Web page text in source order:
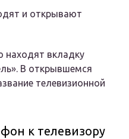
и открывают
находят вкладку
В открывшемся
телевизионной
к телевизору